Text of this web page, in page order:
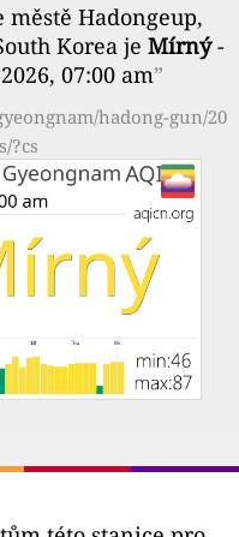
Hadongeup,
Korea je Mírný-
07:00 am”
hadong-gun/20
?cs